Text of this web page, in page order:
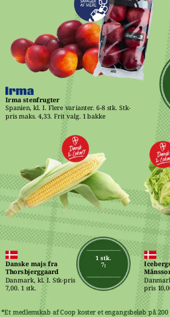
pris
Irma stenfrugter
Spanien, kl. I. Flere varianter. 6-8 stk. Stk-
pris maks. 4,33. Frit valg. 1 bakke
1 stk.
7,-
Danske majs fra
Thorsbjerggaard
Danmark, kl. I. Stk-pris
7,00. 1 stk.
*Et medlemskab af Coop koster et engangsbeløb på